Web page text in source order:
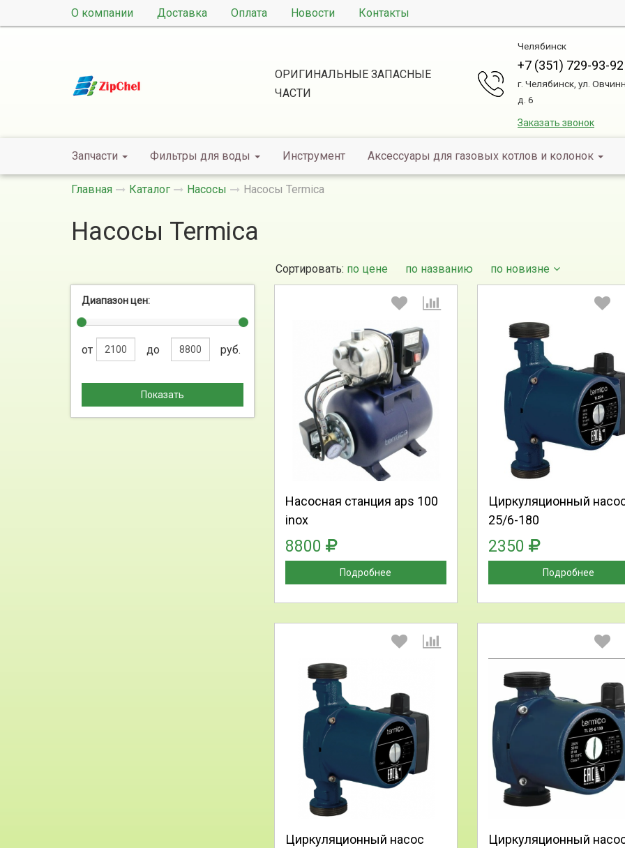
О компании Доставка Оплата Новости Контакты
ОРИГИНАЛЬНЫЕ ЗАПАСНЫЕ
ЧАСТИ
Челябинск
+7 (351) 729-93-92
г. Челябинск, ул.
д. 6
Заказать звонок
Запчасти Фильтры для воды Инструмент Аксессуары для газовых котлов и колонок
Главная Каталог Насосы Насосы Termica
Насосы Termica
Сортировать: по цене по названию по новизне
Диапазон цен:
от до руб.
Показать
Насосная станция aps 100
inox
8800
Подробнее
Выберите количество:
Продолжить Отмена
Циркуляционный
25/6-180
2350
Подробнее
Выберите
Продолжить
Циркуляционный насос
Выберите количество:
Продолжить
Циркуляционный
Выберите